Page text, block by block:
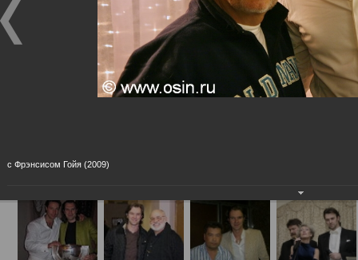
Навигация по сайту
Концертные (на сцене и за кулисами)
с Фрэнсисом Гойя (2009)